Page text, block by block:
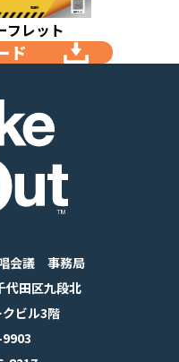
フレット
ド
会議 事務局
田区九段北
ビル3階
9903